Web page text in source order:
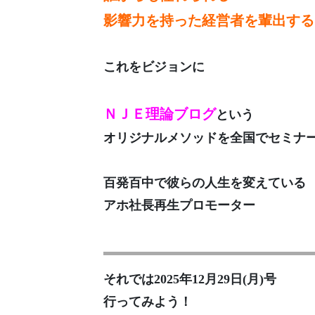
影響力を持った経営者を輩出する
これをビジョンに
ＮＪＥ理論ブログという
オリジナルメソッドを全国でセミナ
百発百中で彼らの人生を変えている
アホ社長再生プロモーター
それでは2025年12月29日(月)号
行ってみよう！